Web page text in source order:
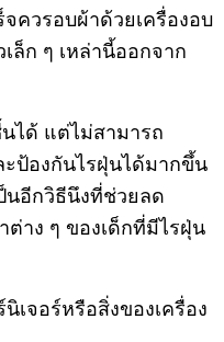
ควรอบผ้าด้วยเครื่องอบ
ล็ก ๆ เหล่านี้ออกจาก
ได้ แต่ไม่สามารถ
ป้องกันไรฝุ่นได้มากขึ้น
นอีกวิธีนึงที่ช่วยลด
ต่าง ๆ ของเด็กที่มีไรฝุ่น
จอร์หรือสิ่งของเครื่อง